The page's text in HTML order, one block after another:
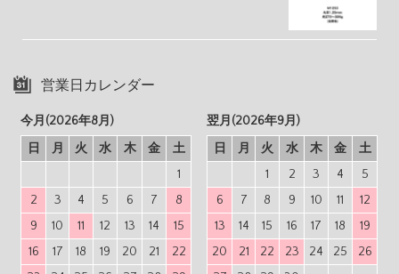
営業日カレンダー
今月(2026年8月)
日
月 火 水 木 金
土
1
2
3 4 5 6 7
8
9
10 11 12 13 14
15
16
17 18 19 20 21
22
翌月(2026年9月)
日
月 火 水 木 金
土
1
2 3 4
5
6
7 8 9 10 11
12
13
14 15 16 17 18
19
20
21 22 23 24 25
26